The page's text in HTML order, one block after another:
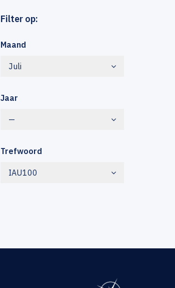
Filter op:
Maand
Juli
Jaar
—
Trefwoord
IAU100